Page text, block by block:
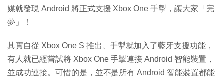
媒就發現 Android 將正式支援 Xbox One 手掣，讓大家「完
夢」！
其實自從 Xbox One S 推出、手掣就加入了藍牙支援功能，
有人就已經嘗試將 Xbox One 手掣連接 Android 智能裝置，
並成功連接。可惜的是，並不是所有 Android 智能裝置都能